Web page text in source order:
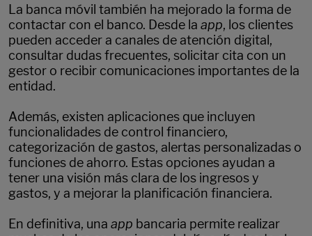
La banca móvil también ha mejorado la forma de
contactar con el banco. Desde la app, los clientes
pueden acceder a canales de atención digital,
consultar dudas frecuentes, solicitar cita con un
gestor o recibir comunicaciones importantes de la
entidad.
Además, existen aplicaciones que incluyen
funcionalidades de control financiero,
categorización de gastos, alertas personalizadas o
funciones de ahorro. Estas opciones ayudan a
tener una visión más clara de los ingresos y
gastos, y a mejorar la planificación financiera.
En definitiva, una app bancaria permite realizar